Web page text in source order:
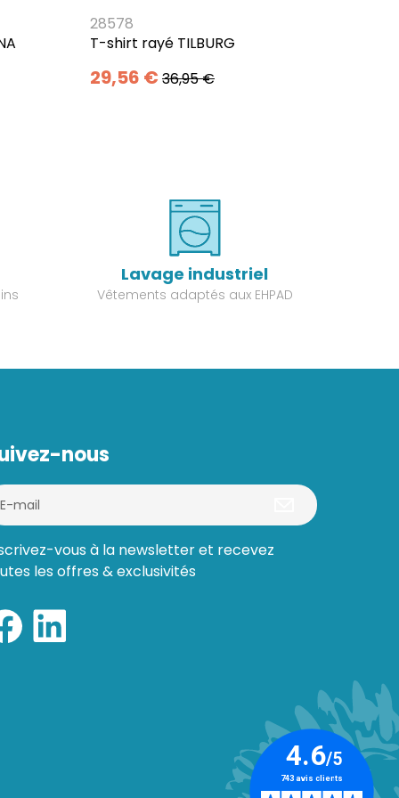
28578
T-shirt rayé TILBURG
29,56 € 36,95 €
Lavage industriel
Vêtements adaptés aux EHPAD
nous
vous à la newsletter et recevez
les offres & exclusivités